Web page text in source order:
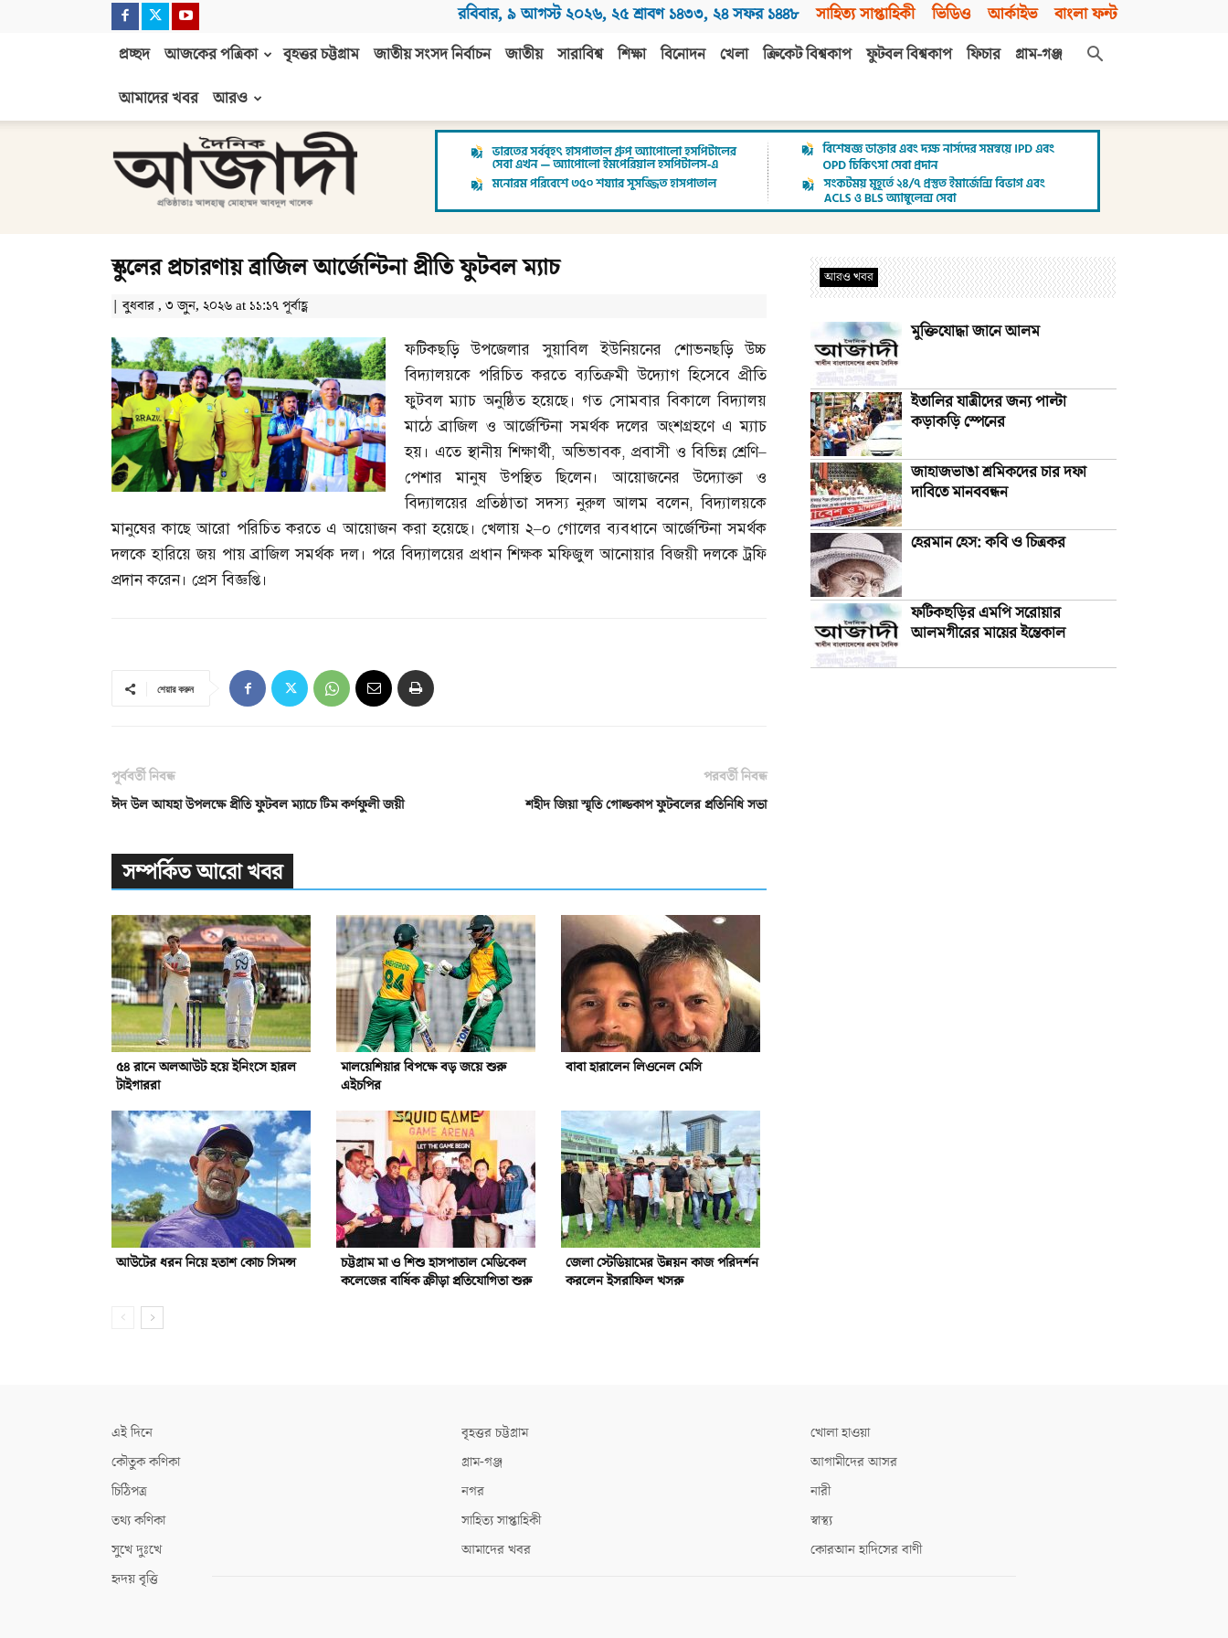
রবিবার, ৯ আগস্ট ২০২৬, ২৫ শ্রাবণ ১৪৩৩, ২৪ সফর ১৪৪৮ সাহিত্য সাপ্তাহিকী ভিডিও আর্কাইভ বাংলা ফন্ট
প্রচ্ছদ আজকের পত্রিকা বৃহত্তর চট্টগ্রাম জাতীয় সংসদ নির্বাচন জাতীয় সারাবিশ্ব শিক্ষা বিনোদন খেলা ক্রিকেট বিশ্বকাপ ফুটবল বিশ্বকাপ ফিচার
গ্রাম-গঞ্জ
আমাদের খবর
আরও
আজাদী
স্কুলের প্রচারণায় ব্রাজিল আর্জেন্টিনা প্রীতি ফুটবল ম্যাচ
| বুধবার , ৩ জুন, ২০২৬ at ১১:১৭ পূর্বাহ্ণ
ফটিকছড়ি উপজেলার সুয়াবিল ইউনিয়নের শোভনছড়ি উচ্চ
বিদ্যালয়কে পরিচিত করতে ব্যতিক্রমী উদ্যোগ হিসেবে প্রীতি
ফুটবল ম্যাচ অনুষ্ঠিত হয়েছে। গত সোমবার বিকালে বিদ্যালয়
মাঠে ব্রাজিল ও আর্জেন্টিনা সমর্থক দলের অংশগ্রহণে এ ম্যাচ
হয়। এতে স্থানীয় শিক্ষার্থী,অভিভাবক,প্রবাসী ও বিভিন্ন শ্রেণি–
পেশার মানুষ উপস্থিত ছিলেন। আয়োজনের উদ্যোক্তা ও
বিদ্যালয়ের প্রতিষ্ঠাতা সদস্য নুরুল আলম বলেন,বিদ্যালয়কে
মানুষের কাছে আরো পরিচিত করতে এ আয়োজন করা হয়েছে। খেলায় ২–০ গোলের ব্যবধানে আর্জেন্টিনা সমর্থক
দলকে হারিয়ে জয় পায় ব্রাজিল সমর্থক দল। পরে বিদ্যালয়ের প্রধান শিক্ষক মফিজুল আনোয়ার বিজয়ী দলকে ট্রফি
প্রদান করেন। প্রেস বিজ্ঞপ্তি।
শেয়ার করুন
পূর্ববর্তী নিবন্ধ
ঈদ উল আযহা উপলক্ষে প্রীতি ফুটবল ম্যাচে টিম কর্ণফুলী জয়ী
পরবর্তী নিবন্ধ
শহীদ জিয়া স্মৃতি গোল্ডকাপ ফুটবলের প্রতিনিধি সভা
সম্পর্কিত আরো খবর
৫৪ রানে অলআউট হয়ে ইনিংসে হারল
টাইগাররা
মালয়েশিয়ার বিপক্ষে বড় জয়ে শুরু
এইচপির
বাবা হারালেন লিওনেল মেসি
আউটের ধরন নিয়ে হতাশ কোচ সিমন্স
চট্টগ্রাম মা ও শিশু হাসপাতাল মেডিকেল
কলেজের বার্ষিক ক্রীড়া প্রতিযোগিতা শুরু
জেলা স্টেডিয়ামের উন্নয়ন কাজ পরিদর্শন
করলেন ইসরাফিল খসরু
আরও খবর
মুক্তিযোদ্ধা জানে আলম
ইতালির যাত্রীদের জন্য পাল্টা
কড়াকড়ি স্পেনের
জাহাজভাঙা শ্রমিকদের চার দফা
দাবিতে মানববন্ধন
হেরমান হেস: কবি ও চিত্রকর
ফটিকছড়ির এমপি সরোয়ার
আলমগীরের মায়ের ইন্তেকাল
এই দিনে
কৌতুক কণিকা
চিঠিপত্র
তথ্য কণিকা
সুখে দুঃখে
হৃদয় বৃত্তি
বৃহত্তর চট্টগ্রাম
গ্রাম-গঞ্জ
নগর
সাহিত্য সাপ্তাহিকী
আমাদের খবর
খোলা হাওয়া
আগামীদের আসর
নারী
স্বাস্থ্য
কোরআন হাদিসের বাণী